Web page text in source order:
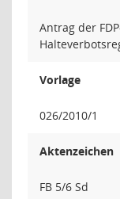
Antrag der
Vorlage
026/2010/1
Aktenzeichen
FB 5/6 Sd